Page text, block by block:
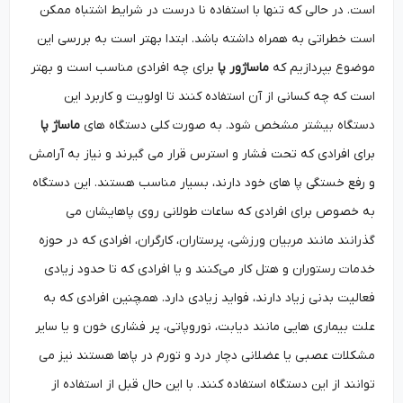
است. در حالی که تنها با استفاده نا درست در شرایط اشتباه ممکن
است خطراتی به همراه داشته باشد. ابتدا بهتر است به بررسی این
موضوع بپردازیم کهماساژور پابرای چه افرادی مناسب است و بهتر
است که چه کسانی از آن استفاده کنند تا اولویت و کاربرد این
دستگاه بیشتر مشخص شود. به صورت کلی دستگاه های ماساژ پا
برای افرادی که تحت فشار و استرس قرار می ‌گیرند و نیاز به آرامش
و رفع خستگی پا های خود دارند، بسیار مناسب هستند. این دستگاه
به خصوص برای افرادی که ساعات طولانی روی پاهایشان می
گذرانند مانند مربیان ورزشی، پرستاران، کارگران، افرادی که در حوزه
خدمات رستوران و هتل کار می‌کنند و یا افرادی که تا حدود زیادی
فعالیت بدنی زیاد دارند، فواید زیادی دارد. همچنین افرادی که به
علت بیماری ‌هایی مانند دیابت، نوروپاتی، پر فشاری خون و یا سایر
مشکلات عصبی یا عضلانی دچار درد و تورم در پاها هستند نیز می
‌توانند از این دستگاه استفاده کنند. با این حال قبل از استفاده از